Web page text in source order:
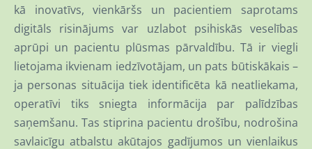
kā inovatīvs, vienkāršs un pacientiem saprotams
digitāls risinājums var uzlabot psihiskās veselības
aprūpi un pacientu plūsmas pārvaldību. Tā ir viegli
lietojama ikvienam iedzīvotājam, un pats būtiskākais –
ja personas situācija tiek identificēta kā neatliekama,
operatīvi tiks sniegta informācija par palīdzības
saņemšanu. Tas stiprina pacientu drošību, nodrošina
savlaicīgu atbalstu akūtajos gadījumos un vienlaikus